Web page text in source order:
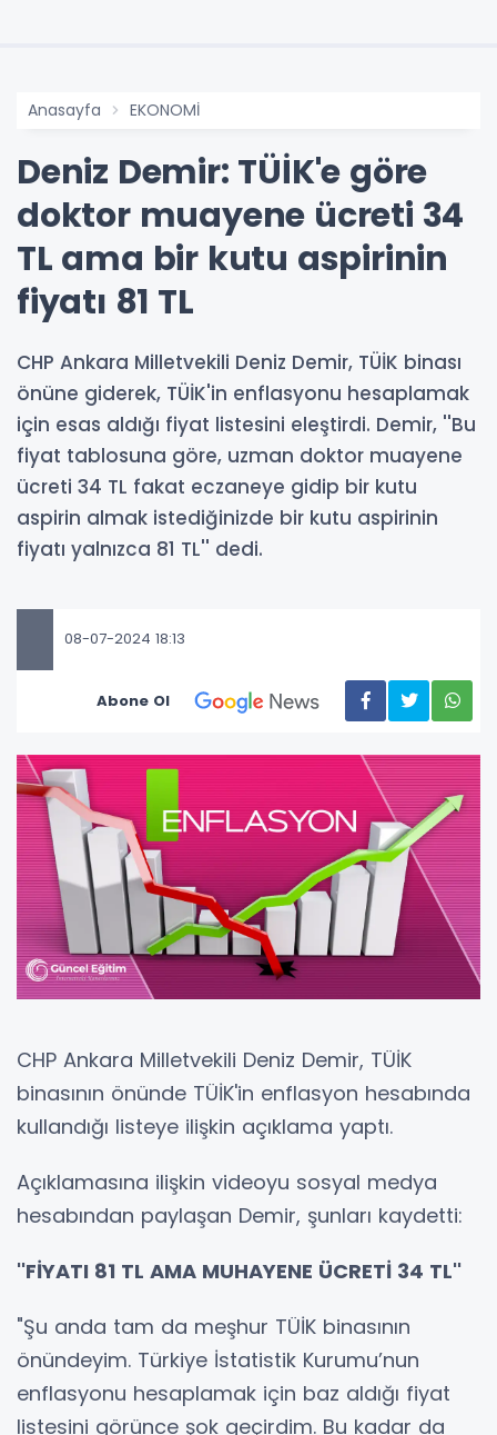
Anasayfa EKONOMİ
Deniz Demir: TÜİK'e göre
doktor muayene ücreti 34
TL ama bir kutu aspirinin
fiyatı 81 TL
CHP Ankara Milletvekili Deniz Demir, TÜİK binası
önüne giderek, TÜİK'in enflasyonu hesaplamak
için esas aldığı fiyat listesini eleştirdi. Demir, ''Bu
fiyat tablosuna göre, uzman doktor muayene
ücreti 34 TL fakat eczaneye gidip bir kutu
aspirin almak istediğinizde bir kutu aspirinin
fiyatı yalnızca 81 TL'' dedi.
08-07-2024 18:13
Abone Ol
CHP Ankara Milletvekili Deniz Demir, TÜİK
binasının önünde TÜİK'in enflasyon hesabında
kullandığı listeye ilişkin açıklama yaptı.
Açıklamasına ilişkin videoyu sosyal medya
hesabından paylaşan Demir, şunları kaydetti:
''FİYATI 81 TL AMA MUHAYENE ÜCRETİ 34 TL''
"Şu anda tam da meşhur TÜİK binasının
önündeyim. Türkiye İstatistik Kurumu’nun
enflasyonu hesaplamak için baz aldığı fiyat
listesini görünce şok geçirdim. Bu kadar da